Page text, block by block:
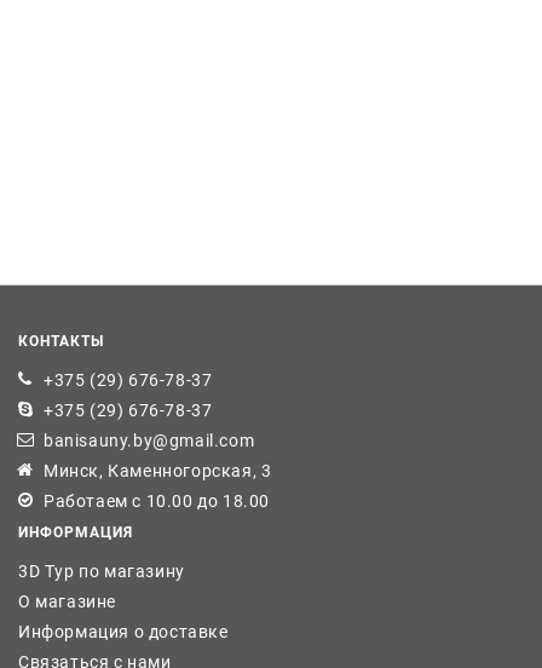
КОНТАКТЫ
+375 (29) 676-78-37
+375 (29) 676-78-37
banisauny.by@gmail.com
Минск, Каменногорская, 3
Работаем с 10.00 до 18.00
ИНФОРМАЦИЯ
3D Тур по магазину
О магазине
Информация о доставке
Связаться с нами